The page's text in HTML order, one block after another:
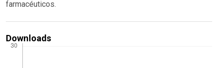
farmacéuticos.
Downloads